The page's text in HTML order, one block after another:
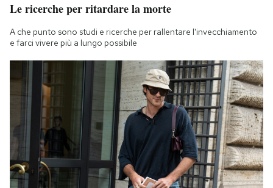
Le ricerche per ritardare la morte
A che punto sono studi e ricerche per rallentare l'invecchiamento
e farci vivere più a lungo possibile